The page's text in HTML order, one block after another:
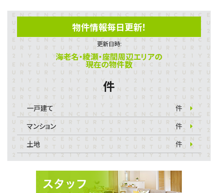
物件情報毎日更新！
更新日時:
海老名・綾瀬・座間周辺エリアの
現在の物件数
件
一戸建て
件
マンション
件
土地
件